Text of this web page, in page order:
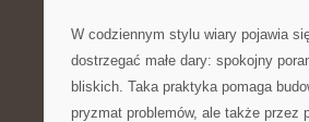
W codziennym stylu wiary pojawia
dostrzegać małe dary: spokojny
bliskich. Taka praktyka pomaga
pryzmat problemów, ale także przez